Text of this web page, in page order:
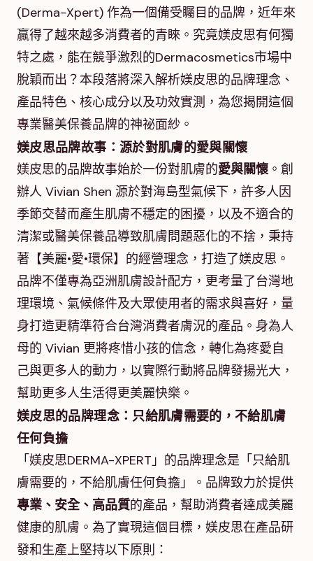
(Derma-Xpert) 作為一個備受矚目的品牌，近年來
贏得了越來越多消費者的青睞。究竟媄皮思有何獨
特之處，能在競爭激烈的Dermacosmetics市場中
脫穎而出？本段落將深入解析媄皮思的品牌理念、
產品特色、核心成分以及功效實測，為您揭開這個
專業醫美保養品牌的神祕面紗。
媄皮思品牌故事：源於對肌膚的愛與關懷
媄皮思的品牌故事始於一份對肌膚的愛與關懷。創
辦人 Vivian Shen 源於對海島型氣候下，許多人因
季節交替而產生肌膚不穩定的困擾，以及不適合的
清潔或醫美保養品導致肌膚問題惡化的不捨，秉持
著【美麗•愛•環保】的經營理念，打造了媄皮思。
品牌不僅專為亞洲肌膚設計配方，更考量了台灣地
理環境、氣候條件及大眾使用者的需求與喜好，量
身打造更精準符合台灣消費者膚況的產品。身為人
母的 Vivian 更將疼惜小孩的信念，轉化為疼愛自
己與更多人的動力，以實際行動將品牌發揚光大，
幫助更多人生活得更美麗快樂。
媄皮思的品牌理念：只給肌膚需要的，不給肌膚
任何負擔
「媄皮思DERMA-XPERT」的品牌理念是「只給肌
膚需要的，不給肌膚任何負擔」。品牌致力於提供
專業、安全、高品質的產品，幫助消費者達成美麗
健康的肌膚。為了實現這個目標，媄皮思在產品研
發和生產上堅持以下原則：